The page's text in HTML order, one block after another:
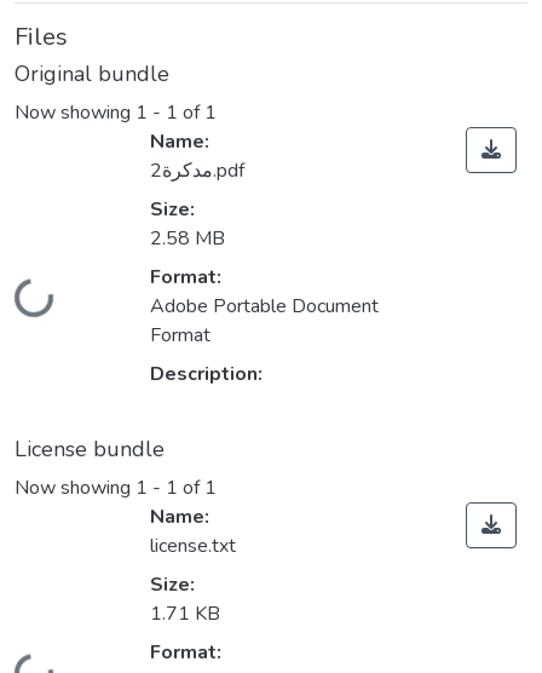
Files
Original bundle
Now showing 1 - 1 of 1
Loading...
Name:
مدكرة2.pdf
Size:
2.58 MB
Format:
Adobe Portable Document
Format
Description:
License bundle
Now showing 1 - 1 of 1
Name:
license.txt
Size:
1.71 KB
Format: